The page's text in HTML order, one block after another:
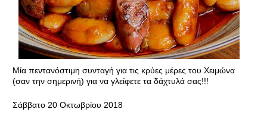
Μία πεντανόστιμη συνταγή για τις κρύες μέρες του Χειμώνα
(σαν την σημερινή) για να γλείφετε τα δάχτυλά σας!!!
Σάββατο 20 Οκτωβρίου 2018